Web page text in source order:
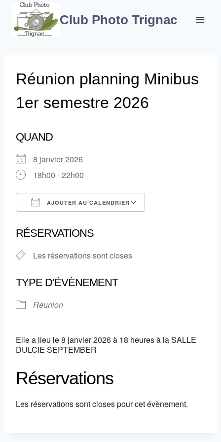
contenu
Club Photo Trignac
Réunion planning Minibus
1er semestre 2026
QUAND
8 janvier 2026
18h00 - 22h00
AJOUTER AU CALENDRIER
RÉSERVATIONS
Les réservations sont closes
TYPE D’ÉVÈNEMENT
Réunion
Elle a lieu le 8 janvier 2026 à 18 heures à la SALLE
DULCIE SEPTEMBER
Réservations
Les réservations sont closes pour cet évènement.